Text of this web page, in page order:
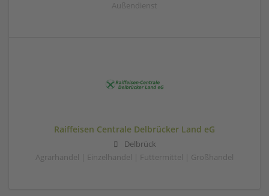
Außendienst
Raiffeisen Centrale Delbrücker Land eG
Delbrück
Agrarhandel | Einzelhandel | Futtermittel | Großhandel